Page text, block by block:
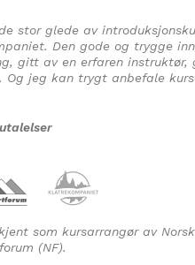
stor glede av
Den gode og trygge
gitt av en erfaren instruktør,
Og jeg kan trygt anbefale
som kursarrangør av Norsk
(NF).